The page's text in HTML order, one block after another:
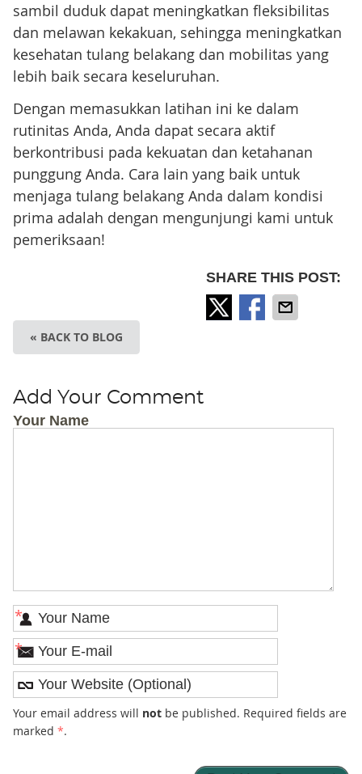
sambil duduk dapat meningkatkan fleksibilitas
dan melawan kekakuan, sehingga meningkatkan
kesehatan tulang belakang dan mobilitas yang
lebih baik secara keseluruhan.
Dengan memasukkan latihan ini ke dalam
rutinitas Anda, Anda dapat secara aktif
berkontribusi pada kekuatan dan ketahanan
punggung Anda. Cara lain yang baik untuk
menjaga tulang belakang Anda dalam kondisi
prima adalah dengan mengunjungi kami untuk
pemeriksaan!
SHARE THIS POST:
« BACK TO BLOG
Add Your Comment
Your Name
*
*
Your email address will notbe published. Required fields are
marked *.